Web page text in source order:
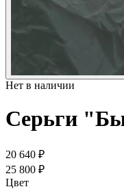
Нет в наличии
Серьги
20 640 ₽
25 800 ₽
Цвет